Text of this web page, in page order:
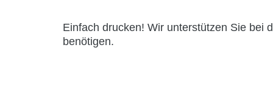
Einfach drucken! Wir unterstützen Sie bei
benötigen.